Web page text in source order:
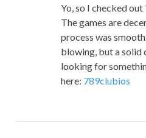
Yo, so I checked
The games are
process was
blowing, but a solid
looking for
here: 789clubios